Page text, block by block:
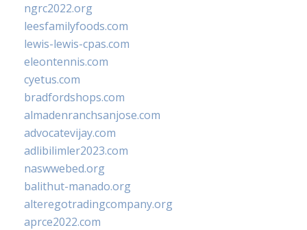
ngrc2022.org
leesfamilyfoods.com
lewis-lewis-cpas.com
eleontennis.com
cyetus.com
bradfordshops.com
almadenranchsanjose.com
advocatevijay.com
adlibilimler2023.com
naswwebed.org
balithut-manado.org
alteregotradingcompany.org
aprce2022.com